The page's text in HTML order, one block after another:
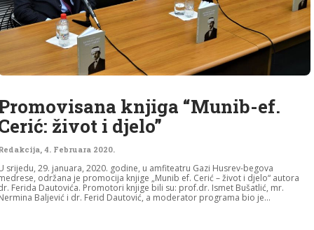
knjiga “Munib-ef.
život i djelo”
4. Februara 2020.
srijedu, 29. januara, 2020. godine, u amfiteatru Gazi Husrev-begova
održana je promocija knjige „Munib ef. Cerić – život i djelo“ autora
Ferida Dautovića. Promotori knjige bili su: prof.dr. Ismet Bušatlić, mr.
Baljević i dr. Ferid Dautović, a moderator programa bio je...